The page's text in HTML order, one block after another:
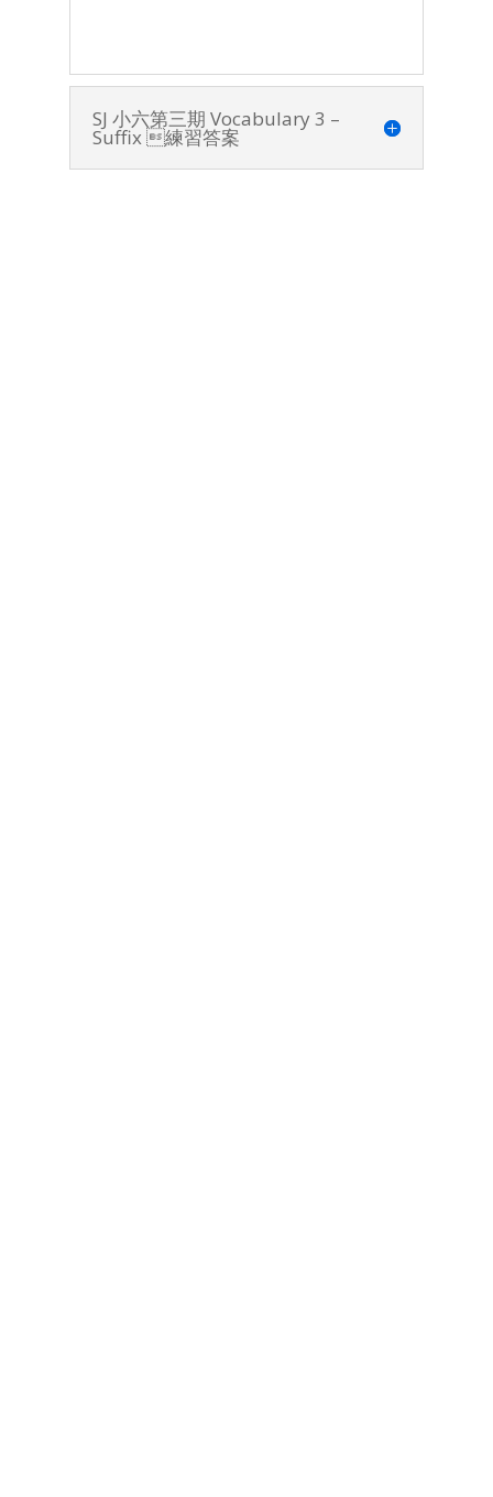
SJ 小六第三期 Vocabulary 3 –
Suffix 練習答案